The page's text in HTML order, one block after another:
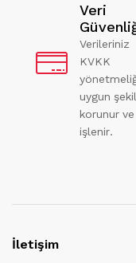
Veri
Verileriniz
KVKK
uygun
korunur ve
işlenir.
İletişim